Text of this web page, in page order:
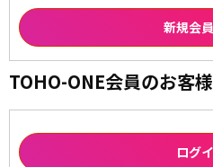
TOHO-ONE会員のお客様